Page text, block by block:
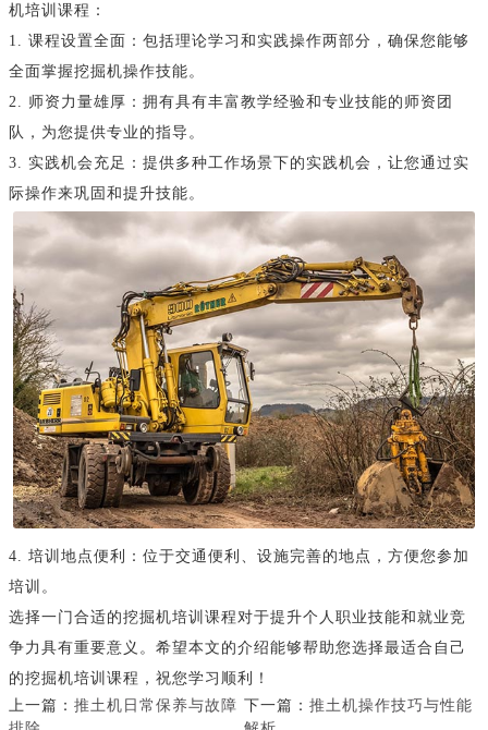
机培训课程：
1. 课程设置全面：包括理论学习和实践操作两部分，确保您能够
全面掌握挖掘机操作技能。
2. 师资力量雄厚：拥有具有丰富教学经验和专业技能的师资团
队，为您提供专业的指导。
3. 实践机会充足：提供多种工作场景下的实践机会，让您通过实
际操作来巩固和提升技能。
4. 培训地点便利：位于交通便利、设施完善的地点，方便您参加
培训。
选择一门合适的挖掘机培训课程对于提升个人职业技能和就业竞
争力具有重要意义。希望本文的介绍能够帮助您选择最适合自己
的挖掘机培训课程，祝您学习顺利！
上一篇： 推土机日常保养与故障 下一篇： 推土机操作技巧与性能